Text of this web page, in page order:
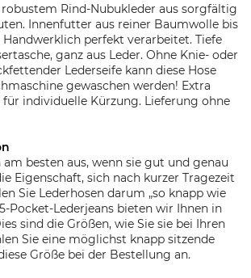
Rind-Nubukleder aus sorgfältig
Innenfutter aus reiner Baumwolle bis
perfekt verarbeitet. Tiefe
ganz aus Leder. Ohne Knie- oder
Lederseife kann diese Hose
gewaschen werden! Extra
für individuelle Kürzung. Lieferung ohne
am besten aus, wenn sie gut und genau
Eigenschaft, sich nach kurzer Tragezeit
Sie Lederhosen darum „so knapp wie
Pocket-Lederjeans bieten wir Ihnen in
sind die Größen, wie Sie sie bei Ihren
Sie eine möglichst knapp sitzende
Größe bei der Bestellung an.